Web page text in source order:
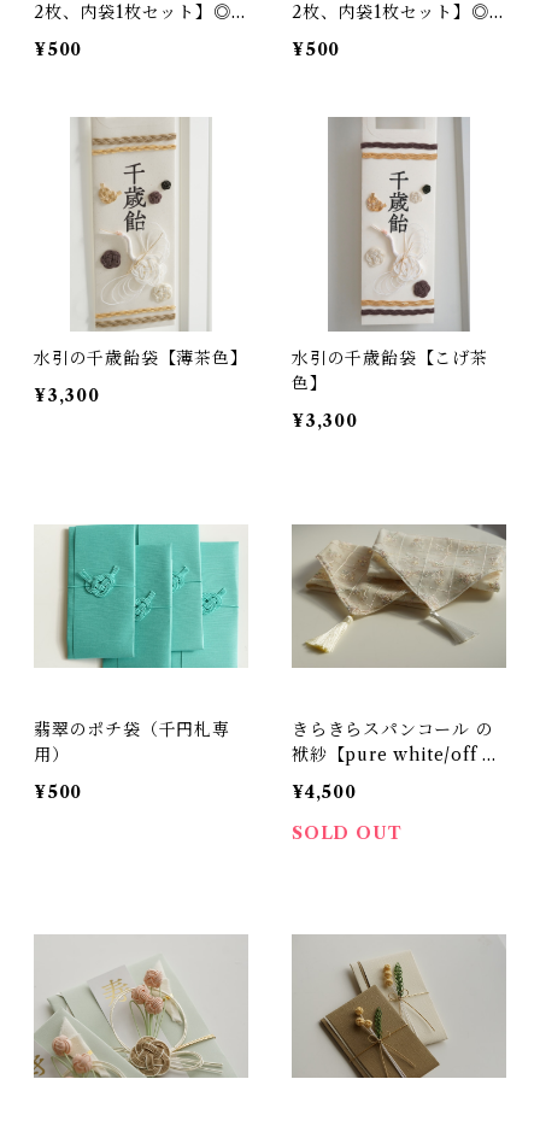
2枚、内袋1枚セット】◎
その他商品と抱き合わせの
¥500
2枚、内袋1枚セット】◎
単品
¥500
水引の千歳飴袋【薄茶色】
¥3,300
水引の千歳飴袋【こげ茶
色】
¥3,300
翡翠のポチ袋（千円札専
用）
¥500
きらきらスパンコール の
袱紗【pure white/off w
hite】
¥4,500
SOLD OUT